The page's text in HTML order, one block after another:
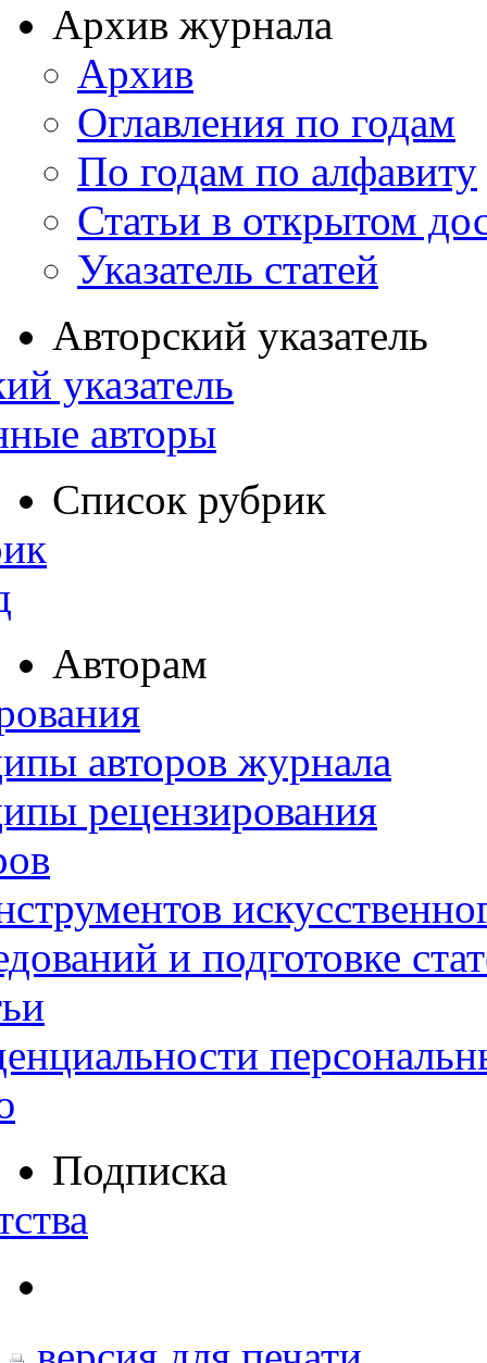
Архив журнала
Архив
Оглавления по годам
По годам по алфавиту
Статьи в открытом
Указатель статей
Авторский указатель
указатель
авторы
Список рубрик
Авторам
авторов журнала
рецензирования
и подготовке
Подписка